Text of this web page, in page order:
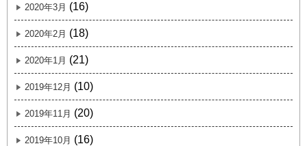
2020年3月 (16)
2020年2月 (18)
2020年1月 (21)
2019年12月 (10)
2019年11月 (20)
2019年10月 (16)